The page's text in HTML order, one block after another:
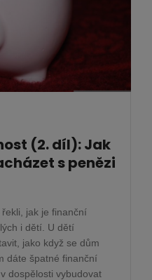
(2. díl): Jak
s penězi
jak je finanční
i dětí. U dětí
jako když se dům
dáte špatné finanční
dospělosti vybudovat